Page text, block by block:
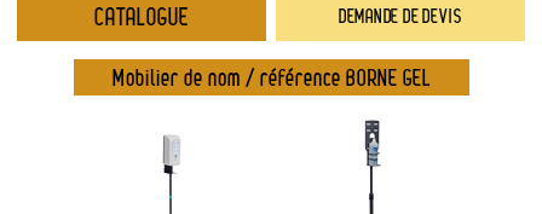
DEMANDE DE DEVIS
Catalogue
→ Nouveautés
→ Gamme éco-responsable
→ Types de mobilier
→ Noms / Références
CATALOGUE
Mobilier de nom / référence BORNE GEL